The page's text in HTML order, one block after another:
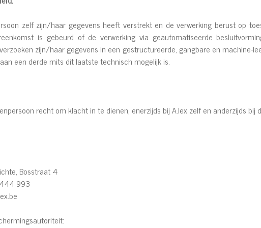
zelf zijn/haar gegevens heeft verstrekt en de verwerking berust op
is gebeurd of de verwerking via geautomatiseerde
zijn/haar gegevens in een gestructureerde, gangbare en machine-
een derde mits dit laatste technisch mogelijk is.
recht om klacht in te dienen, enerzijds bij A.lex zelf en anderzijds
Bosstraat 4
993